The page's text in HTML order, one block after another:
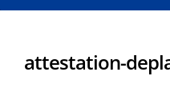
attestation-